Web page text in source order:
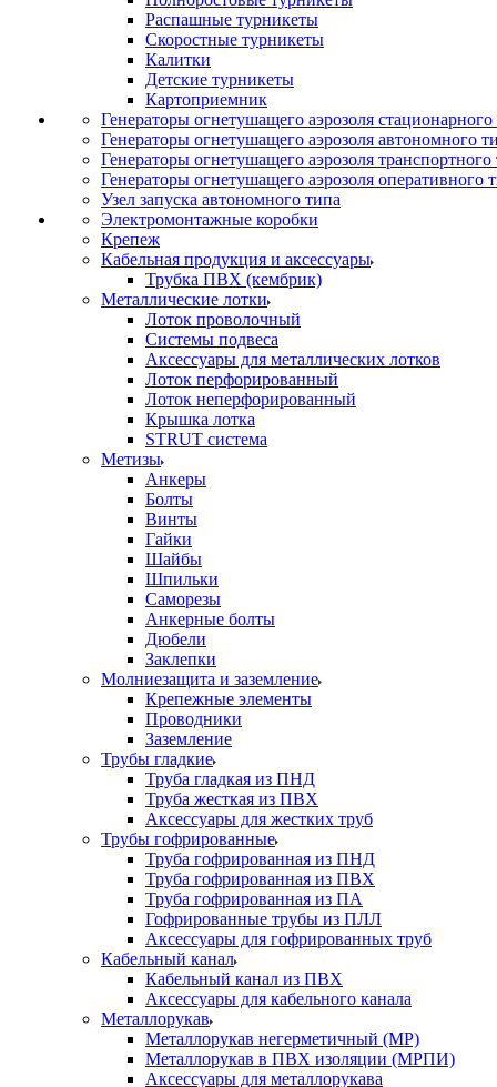
Распашные турникеты
Скоростные турникеты
Калитки
Детские турникеты
Картоприемник
Генераторы огнетушащего аэрозоля стационарного
Генераторы огнетушащего аэрозоля автономного
Генераторы огнетушащего аэрозоля транспортного
Генераторы огнетушащего аэрозоля оперативного
Узел запуска автономного типа
Электромонтажные коробки
Крепеж
Кабельная продукция и аксессуары
Трубка ПВХ (кембрик)
Металлические лотки
Лоток проволочный
Системы подвеса
Аксессуары для металлических лотков
Лоток перфорированный
Лоток неперфорированный
Крышка лотка
STRUT система
Метизы
Анкеры
Болты
Винты
Гайки
Шайбы
Шпильки
Саморезы
Анкерные болты
Дюбели
Заклепки
Молниезащита и заземление
Крепежные элементы
Проводники
Заземление
Трубы гладкие
Труба гладкая из ПНД
Труба жесткая из ПВХ
Аксессуары для жестких труб
Трубы гофрированные
Труба гофрированная из ПНД
Труба гофрированная из ПВХ
Труба гофрированная из ПА
Гофрированные трубы из ПЛЛ
Аксессуары для гофрированных труб
Кабельный канал
Кабельный канал из ПВХ
Аксессуары для кабельного канала
Металлорукав
Металлорукав негерметичный (МР)
Металлорукав в ПВХ изоляции (МРПИ)
Аксессуары для металлорукава